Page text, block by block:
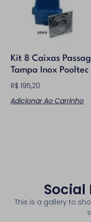
Kit 8 Caixas
Tampa Inox Pooltec
R$ 195,20
Adicionar Ao Carrinho
Social
This is a gallery to